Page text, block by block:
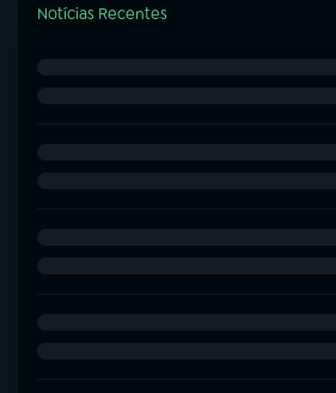
Notícias Recentes